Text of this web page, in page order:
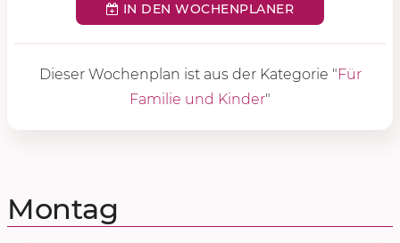
IN DEN WOCHENPLANER
Dieser Wochenplan ist aus der Kategorie "Für
Familie und Kinder"
Montag